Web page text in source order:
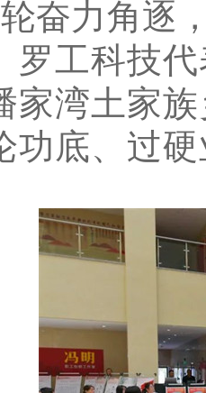
奋力角逐
罗工科技
家湾土家
功底、过